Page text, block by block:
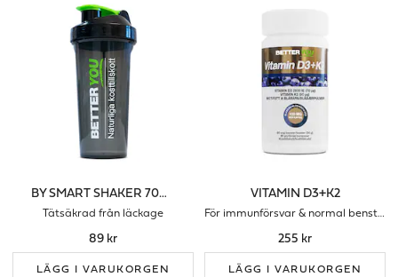
BY SMART SHAKER 700 ML
Tätsäkrad från läckage
89 kr
LÄGG I VARUKORGEN
VITAMIN D3+K2
För immunförsvar & normal benstomme
255 kr
LÄGG I VARUKORGEN